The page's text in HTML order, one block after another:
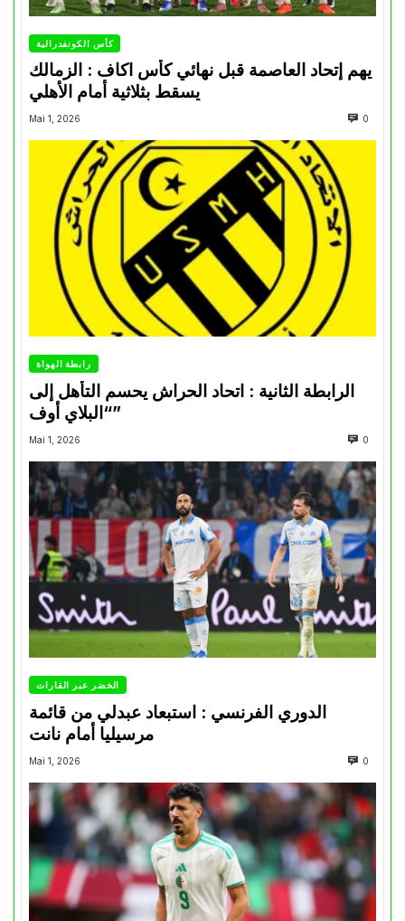
كأس الكونفدرالية
يهم إتحاد العاصمة قبل نهائي كأس اكاف : الزمالك
Mai 1, 2026 0
رابطة الهواة
الرابطة الثانية : اتحاد الحراش يحسم التأهل إلى
“البلاي أوف”
Mai 1, 2026 0
الخضر عبر القارات
الدوري الفرنسي : استبعاد عبدلي من قائمة
مرسيليا أمام نانت
Mai 1, 2026 0